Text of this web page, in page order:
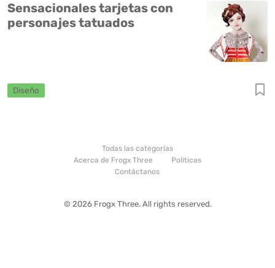
Sensacionales tarjetas con
personajes tatuados
Diseño
Todas las categorías
Acerca de Frogx Three
Politicas
Contáctanos
© 2026 Frogx Three. All rights reserved.